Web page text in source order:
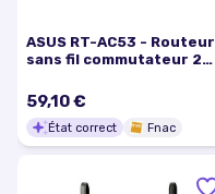
ASUS RT-AC53 - Routeur
sans fil commutateur 2
bande
59,10 €
État correct Fnac